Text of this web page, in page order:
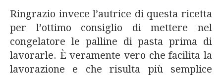
Ringrazio invece l’autrice di questa ricetta
per l’ottimo consiglio di mettere nel
congelatore le palline di pasta prima di
lavorarle. È veramente vero che facilita la
lavorazione e che risulta più semplice